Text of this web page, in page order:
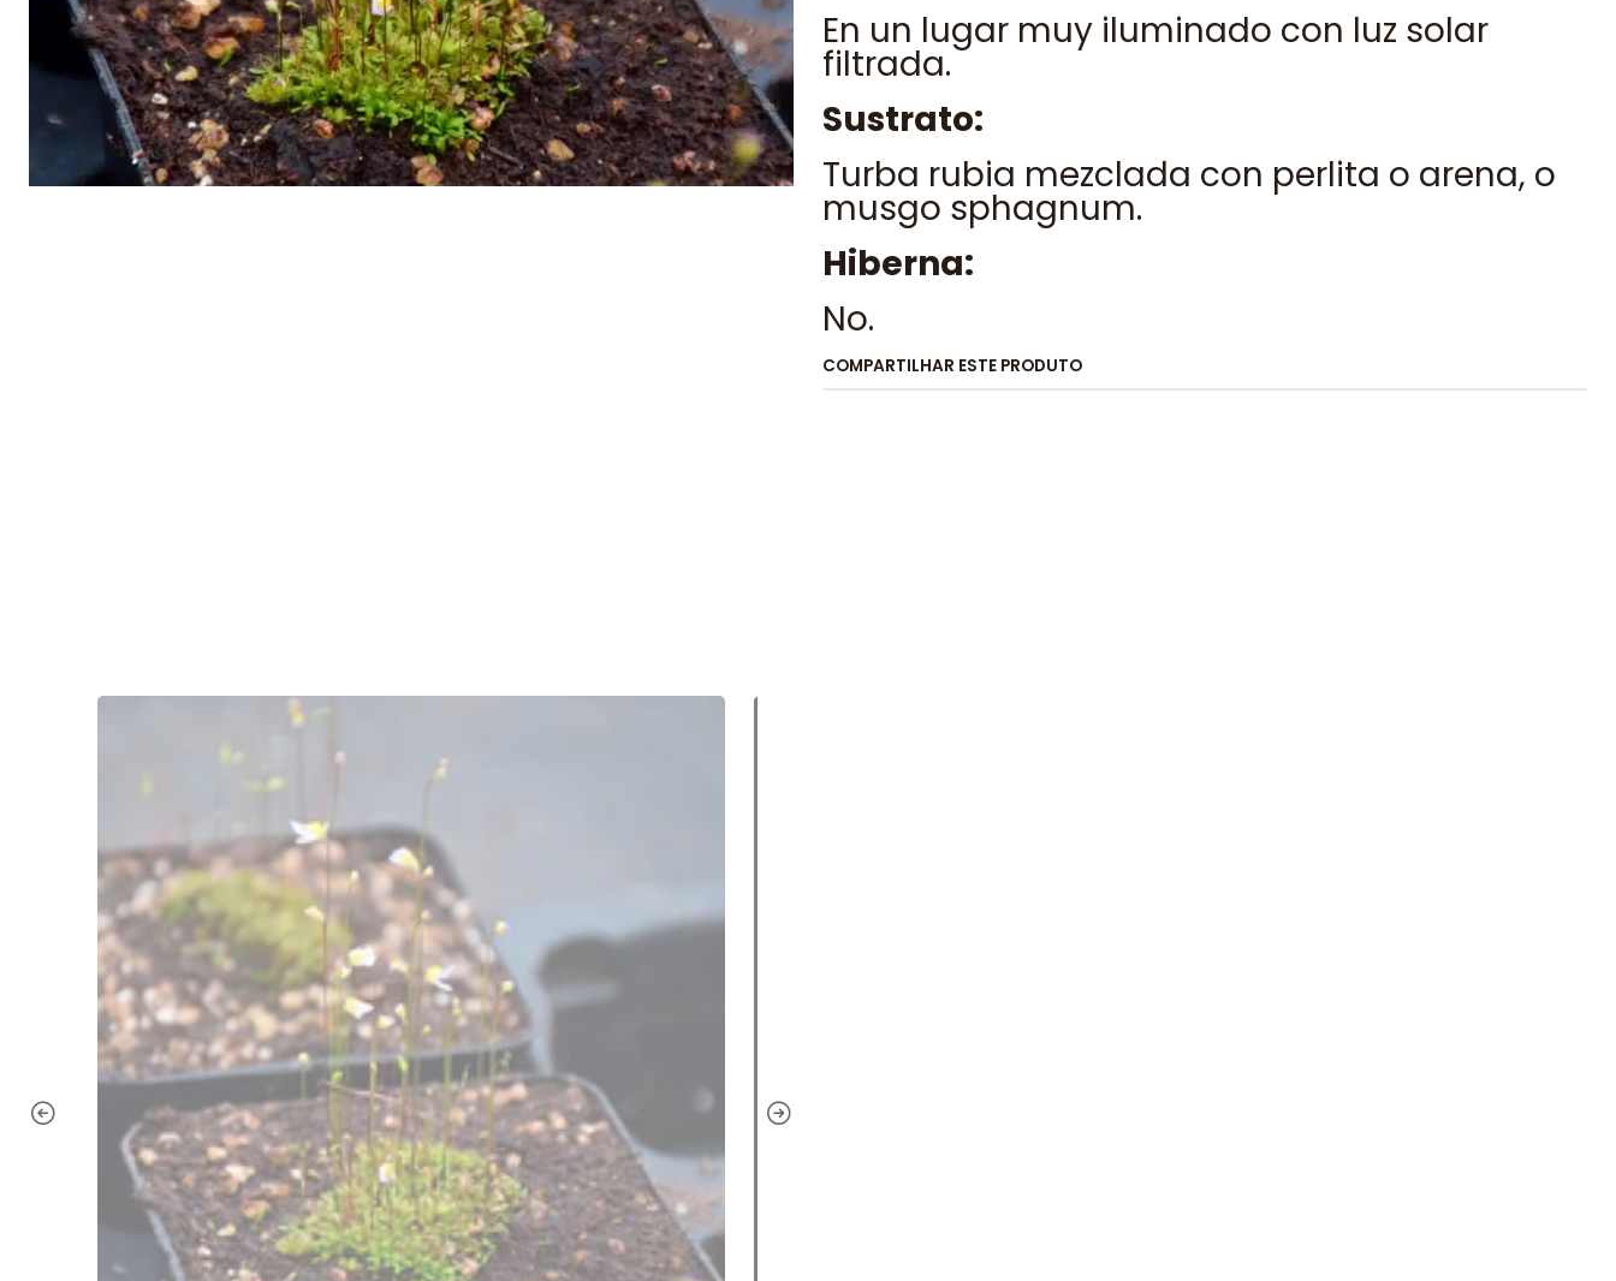
En un lugar muy iluminado con luz solar
filtrada.
Sustrato:
Turba rubia mezclada con perlita o arena, o
musgo sphagnum.
Hiberna:
No.
COMPARTILHAR ESTE PRODUTO